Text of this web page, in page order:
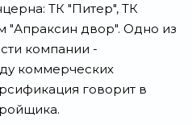
ТК "Питер", ТК
"Апраксин двор". Одно из
компании -
коммерческих
говорит в